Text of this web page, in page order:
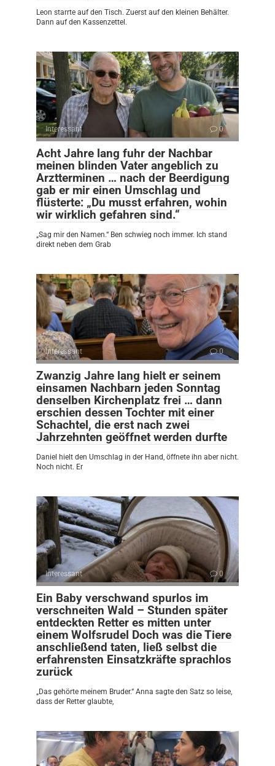
Leon starrte auf den Tisch. Zuerst auf den kleinen Behälter.
Dann auf den Kassenzettel.
Interessant 0
Acht Jahre lang fuhr der Nachbar
meinen blinden Vater angeblich zu
Arztterminen … nach der Beerdigung
gab er mir einen Umschlag und
flüsterte: „Du musst erfahren, wohin
wir wirklich gefahren sind.“
„Sag mir den Namen.“ Ben schwieg noch immer. Ich stand
direkt neben dem Grab
Interessant 0
Zwanzig Jahre lang hielt er seinem
einsamen Nachbarn jeden Sonntag
denselben Kirchenplatz frei … dann
erschien dessen Tochter mit einer
Schachtel, die erst nach zwei
Jahrzehnten geöffnet werden durfte
Daniel hielt den Umschlag in der Hand, öffnete ihn aber nicht.
Noch nicht. Er
Interessant 0
Ein Baby verschwand spurlos im
verschneiten Wald – Stunden später
entdeckten Retter es mitten unter
einem Wolfsrudel Doch was die Tiere
anschließend taten, ließ selbst die
erfahrensten Einsatzkräfte sprachlos
zurück
„Das gehörte meinem Bruder.“ Anna sagte den Satz so leise,
dass der Retter glaubte,